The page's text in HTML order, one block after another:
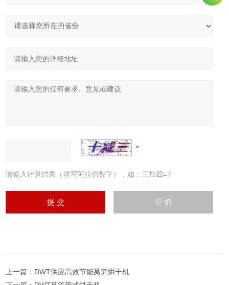
请输入计算结果（填写阿拉伯数字），如：三加四=7
上一篇： DWT供应高效节能莴笋烘干机